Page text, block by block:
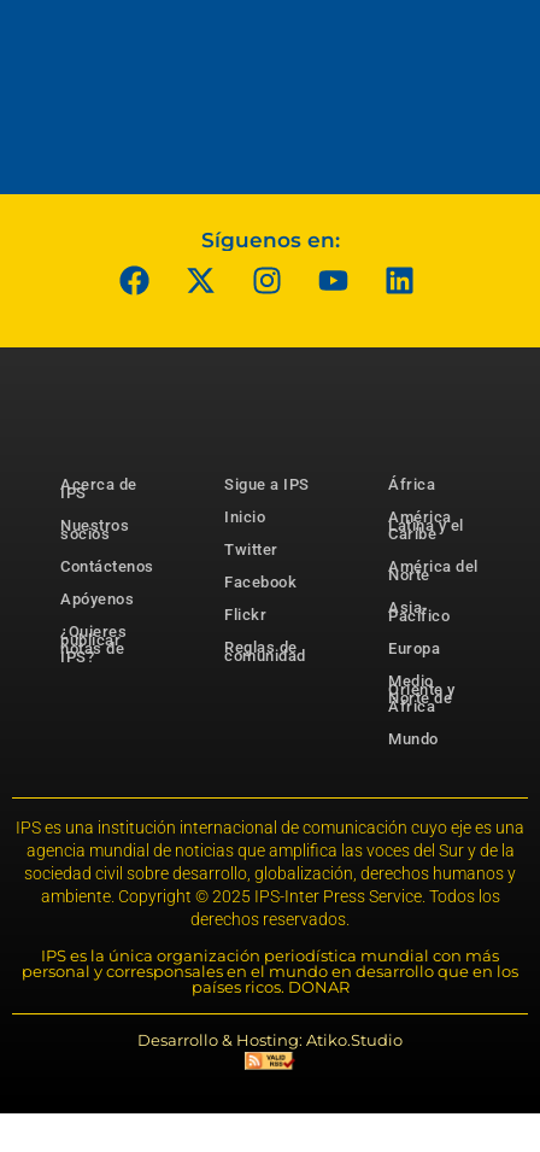
Síguenos en:
Acerca de
IPS
Nuestros
socios
Contáctenos
Apóyenos
¿Quieres
publicar
notas de
IPS?
Sigue a IPS
Inicio
Twitter
Facebook
Flickr
Reglas de
comunidad
África
América
Latina y el
Caribe
América del
Norte
Asia-
Pacífico
Europa
Medio
Oriente y
Norte de
África
Mundo
IPS es una institución internacional de comunicación cuyo eje es una
agencia mundial de noticias que amplifica las voces del Sur y de la
sociedad civil sobre desarrollo, globalización, derechos humanos y
ambiente. Copyright © 2025 IPS-Inter Press Service. Todos los
derechos reservados.
IPS es la única organización periodística mundial con más
personal y corresponsales en el mundo en desarrollo que en los
países ricos. DONAR
Desarrollo & Hosting: Atiko.Studio